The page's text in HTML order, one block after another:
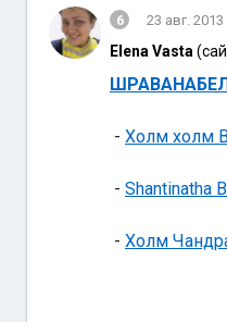
6 23 авг. 2013
Elena Vasta
- Холм холм
- Shantinatha
- Холм